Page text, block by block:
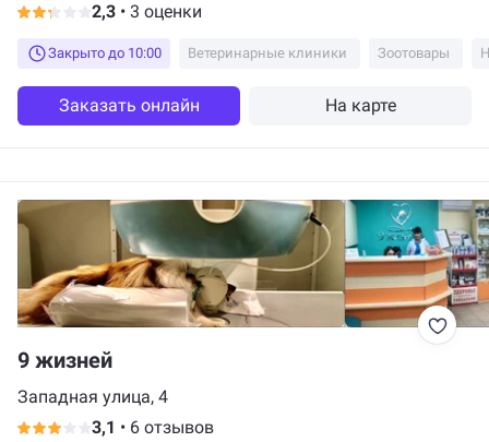
2,3 • 3 оценки
Закрыто до 10:00 Ветеринарные клиники Зоотовары
Заказать онлайн На карте
9 жизней
Западная улица, 4
3,1 • 6 отзывов